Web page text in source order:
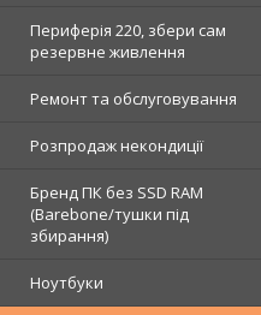
Периферія 220, збери сам
резервне живлення
Ремонт та обслуговування
Розпродаж некондиції
Бренд ПК без SSD RAM
(Barebone/тушки під
збирання)
Ноутбуки